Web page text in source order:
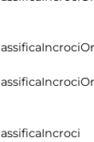
Incroci
Incroci
Incroci